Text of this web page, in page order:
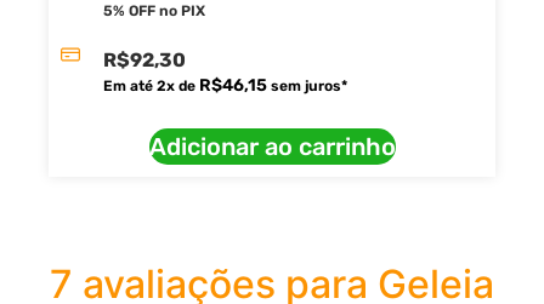
5% OFF no PIX
R$92,30
Em até 2x de R$46,15 sem juros*
Adicionar ao carrinho
7 avaliações para Geleia